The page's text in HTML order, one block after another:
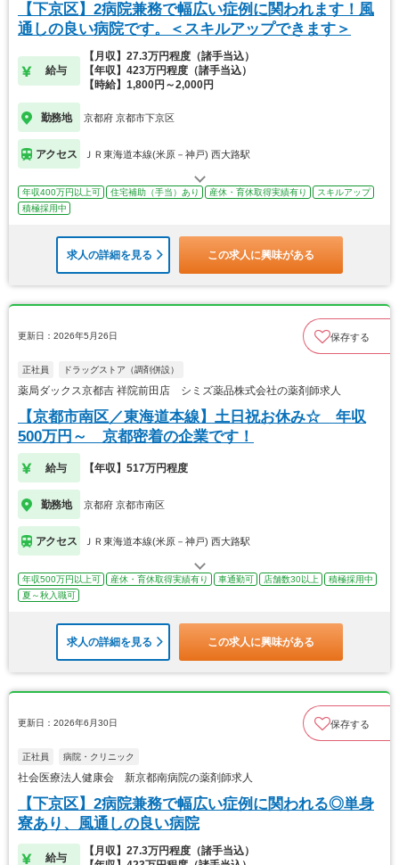
【下京区】2病院兼務で幅広い症例に関われます！風
通しの良い病院です。＜スキルアップできます＞
給与
【月収】27.3万円程度（諸手当込）
【年収】423万円程度（諸手当込）
【時給】1,800円～2,000円
勤務地 京都府 京都市下京区
アクセス ＪＲ東海道本線(米原－神戸) 西大路駅
年収400万円以上可 住宅補助（手当）あり 産休・育休取得実績有り
スキルアップ
積極採用中
求人の詳細を見る この求人に興味がある
更新日：2026年5月26日 保存する
正社員 ドラッグストア（調剤併設）
薬局ダックス京都吉 祥院前田店 シミズ薬品株式会社の薬剤師求人
【京都市南区／東海道本線】土日祝お休み☆ 年収
500万円～ 京都密着の企業です！
給与 【年収】517万円程度
勤務地 京都府 京都市南区
アクセス ＪＲ東海道本線(米原－神戸) 西大路駅
年収500万円以上可 産休・育休取得実績有り 車通勤可 店舗数30以上
積極採用中
夏～秋入職可
求人の詳細を見る この求人に興味がある
更新日：2026年6月30日 保存する
正社員 病院・クリニック
社会医療法人健康会 新京都南病院の薬剤師求人
【下京区】2病院兼務で幅広い症例に関われる◎単身
寮あり、風通しの良い病院
給与
【月収】27.3万円程度（諸手当込）